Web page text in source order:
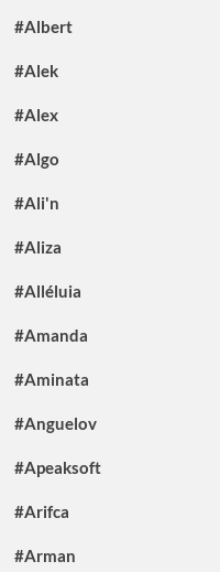
#Albert
#Alek
#Alex
#Algo
#Ali'n
#Aliza
#Alléluia
#Amanda
#Aminata
#Anguelov
#Apeaksoft
#Arifca
#Arman